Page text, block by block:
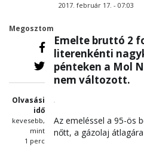
Megosztom
Olvasási
idő
kevesebb,
mint
1 perc
2017. február 17. - 07:03
Emelte bruttó 2
literenkénti
pénteken a Mol
nem változott.
Az emeléssel a 95-ös
nőtt, a gázolaj